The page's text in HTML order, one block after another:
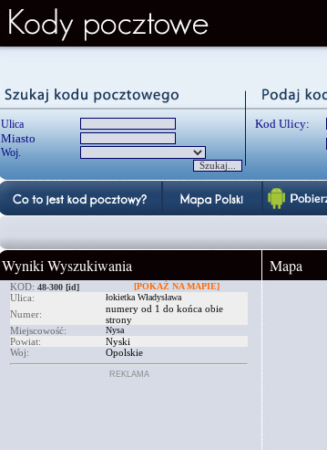
Ulica
Miasto
Woj.
Kod Ulicy:
Wyniki Wyszukiwania
KOD: 48-300 [id] [POKAŻ NA MAPIE]
Ulica: łokietka Władysława
Numer:
numery od 1 do końca obie
strony
Miejscowość:
Nysa
Powiat:
Nyski
Woj:
Opolskie
REKLAMA
Mapa